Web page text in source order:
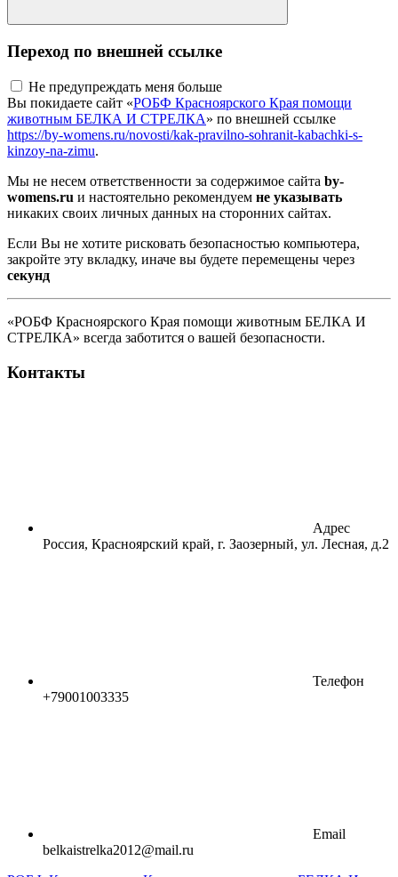
Переход по внешней ссылке
Не предупреждать меня больше
Вы покидаете сайт «РОБФ Красноярского Края помощи
животным БЕЛКА И СТРЕЛКА» по внешней ссылке
https://by-womens.ru/novosti/kak-pravilno-sohranit-kabachki-s-
kinzoy-na-zimu.
Мы не несем ответственности за содержимое сайта by-
womens.ru и настоятельно рекомендуем не указывать
никаких своих личных данных на сторонних сайтах.
Если Вы не хотите рисковать безопасностью компьютера,
закройте эту вкладку, иначе вы будете перемещены через
секунд
«РОБФ Красноярского Края помощи животным БЕЛКА И
СТРЕЛКА» всегда заботится о вашей безопасности.
Контакты
Адрес
Россия, Красноярский край, г. Заозерный, ул. Лесная, д.2
Телефон
+79001003335
Email
belkaistrelka2012@mail.ru